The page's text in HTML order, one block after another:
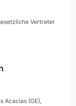
Vertreter
Acacias (GE),